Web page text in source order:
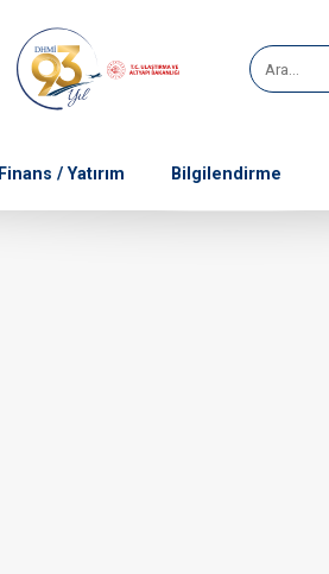
Finans / Yatırım Bilgilendirme